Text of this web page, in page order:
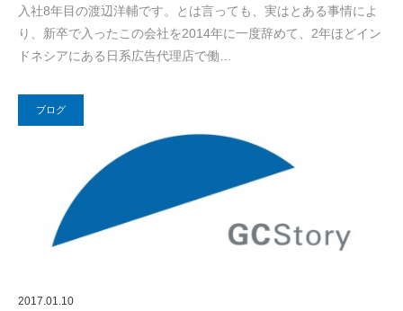
入社8年目の渡辺洋輔です。とは言っても、実はとある事情によ
り、新卒で入ったこの会社を2014年に一度辞めて、2年ほどイン
ドネシアにある日系広告代理店で働…
ブログ
2017.01.10